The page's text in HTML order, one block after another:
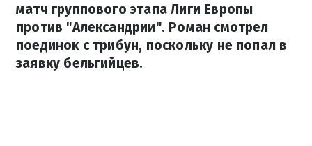
матч группового этапа Лиги Европы
против "Александрии". Роман смотрел
поединок с трибун, поскольку не попал в
заявку бельгийцев.